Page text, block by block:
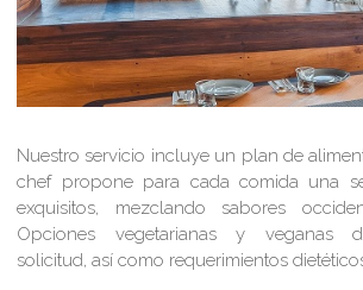
Nuestro servicio incluye un plan de
chef propone para cada comida una
exquisitos, mezclando sabores
Opciones vegetarianas y veganas
solicitud, así como requerimientos